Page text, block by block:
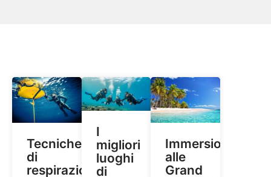
Tecniche
di
respirazione
I
migliori
luoghi
di
Immersioni
alle
Grand